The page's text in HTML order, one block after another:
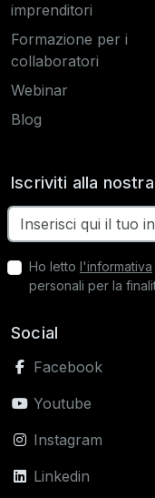
imprenditori
Formazione per i
collaboratori
Webinar
Blog
Iscriviti alla
Ho letto l'informativa
personali per la
Social
Facebook
Youtube
Instagram
Linkedin